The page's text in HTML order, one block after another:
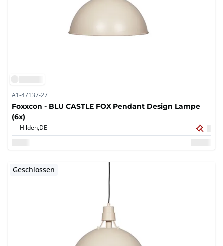
A1-47137-27
Foxxcon - BLU CASTLE FOX Pendant Design Lampe
(6x)
Hilden,DE
Geschlossen